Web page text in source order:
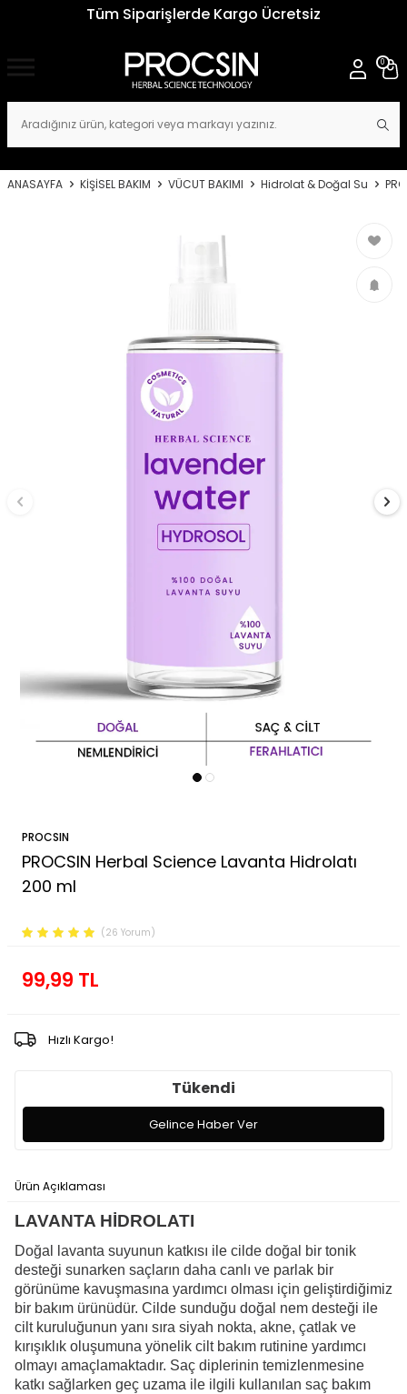
Tüm Siparişlerde Kargo Ücretsiz
0
ANASAYFA KİŞİSEL BAKIM VÜCUT BAKIMI Hidrolat & Doğal Su
PROCSIN
PROCSIN Herbal Science Lavanta Hidrolatı
200 ml
(26 Yorum)
99,99 TL
Hızlı Kargo!
Tükendi
Gelince Haber Ver
Ürün Açıklaması
LAVANTA HİDROLATI
Doğal lavanta suyunun katkısı ile cilde doğal bir tonik
desteği sunarken saçların daha canlı ve parlak bir
görünüme kavuşmasına yardımcı olması için geliştirdiğimiz
bir bakım ürünüdür. Cilde sunduğu doğal nem desteği ile
cilt kuruluğunun yanı sıra siyah nokta, akne, çatlak ve
kırışıklık oluşumuna yönelik cilt bakım rutinine yardımcı
olmayı amaçlamaktadır. Saç diplerinin temizlenmesine
katkı sağlarken geç uzama ile ilgili kullanılan saç bakım